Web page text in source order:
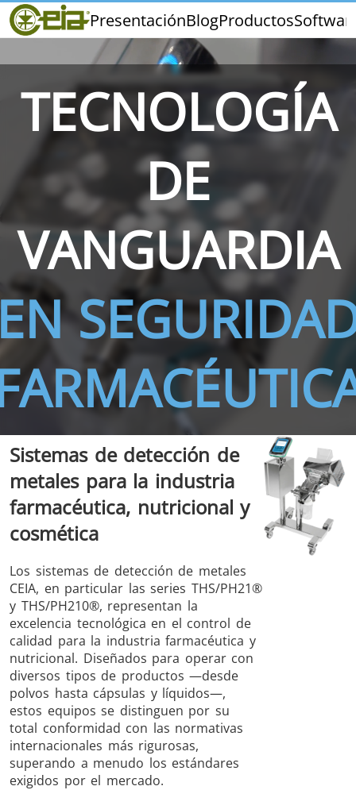
PresentaciónBlogProductos
Home
CEIA
Distribuidores
Ferias y Eventos
THS/PH210 THS/PH210-FFV
THS/PH21N-FB THS/PH21N-FFV
THS/
THS/FBB
THS/MBB
THS/GMS21
THS/G21
THS Production
4.0
MD-SCOPE
TECNOLOGÍA
DE
VANGUARDIA
Sistemas de detección de
metales para la industria
farmacéutica, nutricional y
cosmética
Los sistemas de detección de metales
CEIA, en particular las series THS/PH21®
y THS/PH210®, representan la
excelencia tecnológica en el control de
calidad para la industria farmacéutica y
nutricional. Diseñados para operar con
diversos tipos de productos —desde
polvos hasta cápsulas y líquidos—,
estos equipos se distinguen por su
total conformidad con las normativas
internacionales más rigurosas,
superando a menudo los estándares
exigidos por el mercado.